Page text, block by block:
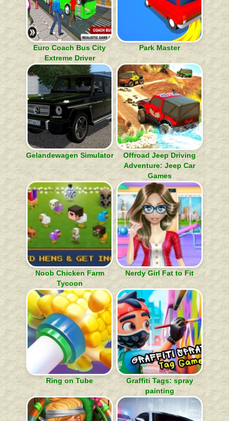
Euro Coach Bus City
Extreme Driver
Park Master
Gelandewagen Simulator
Offroad Jeep Driving
Adventure: Jeep Car
Games
Noob Chicken Farm
Tycoon
Nerdy Girl Fat to Fit
Ring on Tube
Graffiti Tags: spray
painting